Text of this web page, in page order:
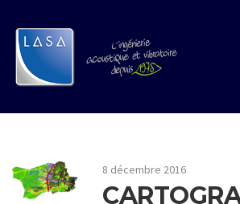
8 décembre 2016